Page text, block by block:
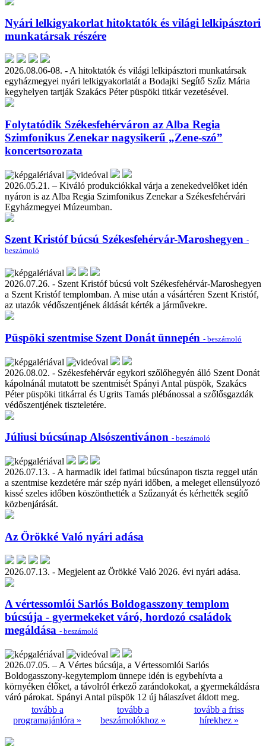
Nyári lelkigyakorlat hitoktatók és világi lelkipásztori
munkatársak részére
2026.08.06-08. - A hitoktatók és világi lelkipásztori munkatársak
egyházmegyei nyári lelkigyakorlatát a Bodajki Segítő Szűz Mária
kegyhelyen tartják Szakács Péter püspöki titkár vezetésével.
Folytatódik Székesfehérváron az Alba Regia
Szimfonikus Zenekar nagysikerű „Zene-szó”
koncertsorozata
2026.05.21. – Kiváló produkciókkal várja a zenekedvelőket idén
nyáron is az Alba Regia Szimfonikus Zenekar a Székesfehérvári
Egyházmegyei Múzeumban.
Szent Kristóf búcsú Székesfehérvár-Maroshegyen -
beszámoló
2026.07.26. - Szent Kristóf búcsú volt Székesfehérvár-Maroshegyen
a Szent Kristóf templomban. A mise után a vásártéren Szent Kristóf,
az utazók védőszentjének áldását kérték a járművekre.
Püspöki szentmise Szent Donát ünnepén - beszámoló
2026.08.02. - Székesfehérvár egykori szőlőhegyén álló Szent Donát
kápolnánál mutatott be szentmisét Spányi Antal püspök, Szakács
Péter püspöki titkárral és Ugrits Tamás plébánossal a szőlősgazdák
védőszentjének tiszteletére.
Júliusi búcsúnap Alsószentivánon - beszámoló
2026.07.13. - A harmadik idei fatimai búcsúnapon tiszta reggel után
a szentmise kezdetére már szép nyári időben, a meleget ellensúlyozó
kissé szeles időben köszönthették a Szűzanyát és kérhették segítő
közbenjárását.
Az Örökké Való nyári adása
2026.07.13. - Megjelent az Örökké Való 2026. évi nyári adása.
A vértessomlói Sarlós Boldogasszony templom
búcsúja - gyermekeket váró, hordozó családok
megáldása - beszámoló
2026.07.05. – A Vértes búcsúja, a Vértessomlói Sarlós
Boldogasszony-kegytemplom ünnepe idén is egybehívta a
környéken élőket, a távolról érkező zarándokokat, a gyermekáldásra
váró párokat. Spányi Antal püspök 12 új hálaszívet áldott meg.
tovább a
programajánlóra »
tovább a
beszámolókhoz »
tovább a friss
hírekhez »